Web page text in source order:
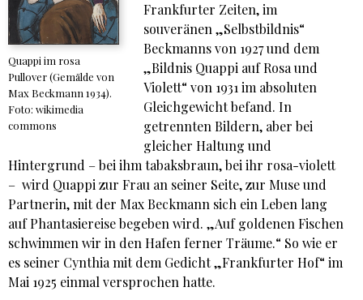
Quappi im rosa
Pullover (Gemälde von
Max Beckmann 1934).
Foto: wikimedia
commons
Frankfurter Zeiten, im
souveränen „Selbstbildnis“
Beckmanns von 1927 und dem
„Bildnis Quappi auf Rosa und
Violett“ von 1931 im absoluten
Gleichgewicht befand. In
getrennten Bildern, aber bei
gleicher Haltung und
Hintergrund – bei ihm tabaksbraun, bei ihr rosa-violett
– wird Quappi zur Frau an seiner Seite, zur Muse und
Partnerin, mit der Max Beckmann sich ein Leben lang
auf Phantasiereise begeben wird. „Auf goldenen Fischen
schwimmen wir in den Hafen ferner Träume.“ So wie er
es seiner Cynthia mit dem Gedicht „Frankfurter Hof“ im
Mai 1925 einmal versprochen hatte.